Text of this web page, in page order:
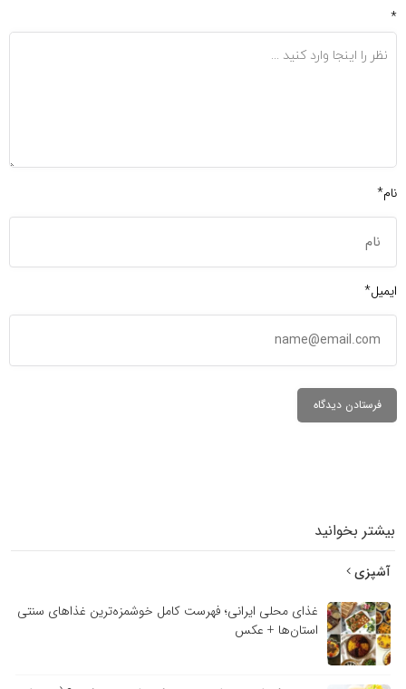
*
نام*
ایمیل*
بیشتر بخوانید
آشپزی
غذای محلی ایرانی؛ فهرست کامل خوشمزه‌ترین غذاهای سنتی
استان‌ها + عکس